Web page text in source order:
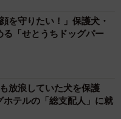
を守りたい！」保護犬・
「せとうちドッグパー
放浪していた犬を保護
ホテルの「総支配人」に就